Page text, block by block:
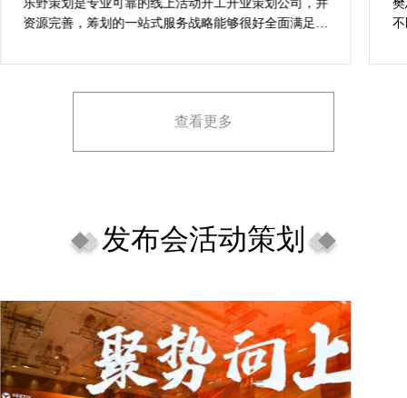
的活动与众不同
资源完善，筹划的一站式服务战略能够很好全面满足我
场开工开业活动策划，预备推荐给须要寻觅线上活动开
查看更多
发布会活动策划